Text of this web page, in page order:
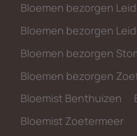
Bloemen bezorgen
Bloemen bezorgen
Bloemen bezorgen
Bloemen bezorgen
Bloemist Benthuizen
Bloemist Zoetermeer